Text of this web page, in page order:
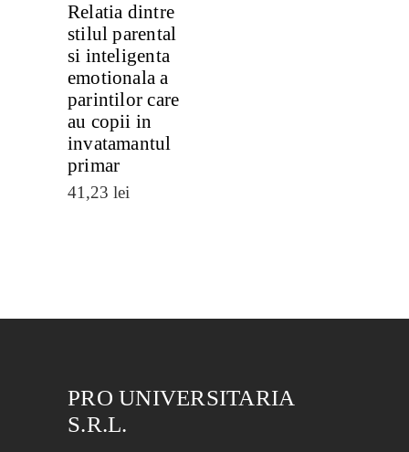
Relatia dintre
stilul parental
si inteligenta
emotionala a
parintilor care
au copii in
invatamantul
primar
41,23 lei
PRO UNIVERSITARIA
S.R.L.